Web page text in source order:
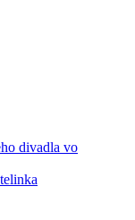
divadla vo